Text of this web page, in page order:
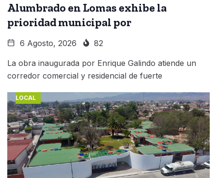
Alumbrado en Lomas exhibe la
prioridad municipal por
6 Agosto, 2026 82
La obra inaugurada por Enrique Galindo atiende un
corredor comercial y residencial de fuerte
LOCAL